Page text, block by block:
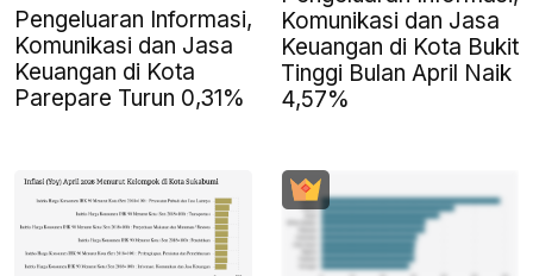
Pengeluaran Informasi,
Komunikasi dan Jasa
Keuangan di Kota
Parepare Turun 0,31%
Komunikasi dan Jasa
Keuangan di Kota Bukit
Tinggi Bulan April Naik
4,57%